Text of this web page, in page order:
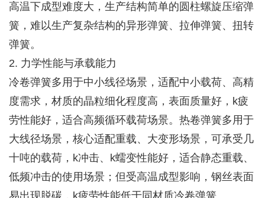
高温下成型难度大，生产结构简单的圆柱螺旋压缩弹
簧，难以生产复杂结构的异形弹簧、拉伸弹簧、扭转
弹簧。
2. 力学性能与承载能力
冷卷弹簧多用于中小线径场景，适配中小载荷、高精
度需求，材质的晶粒细化程度高，表面质量好，k疲
劳性能好，适合高频循环载荷场景。热卷弹簧多用于
大线径场景，核心适配重载、大变形场景，可承受几
十吨的载荷，k冲击、k蠕变性能好，适合静态重载、
低频冲击的使用场景；但受高温成型影响，钢丝表面